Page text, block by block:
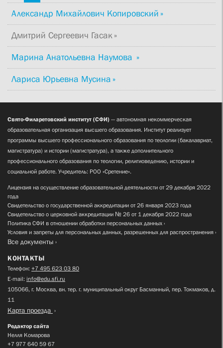
Александр Михайлович Копировский
Дмитрий Сергеевич Гасак
Марина Анатольевна Наумова
Лариса Юрьевна Мусина
Свято-Филаретовский институт (СФИ) — автономная некоммерческая
образовательная организация высшего образования. Институт реализует
программы высшего профессионального образования по теологии (бакалавриат,
магистратура) и истории (магистратура), а также дополнительного
профессионального образования по теологии, религиоведению, истории и
социальной работе. Учредитель: РОО «Сретение».
Лицензия на осуществление образовательной деятельности от 29 декабря 2022
года
Свидетельство о государственной аккредитации от 26 января 2023 года
Свидетельство о церковной аккредитации № 26 от 1 декабря 2022 года
Политика СФИ в отношении обработки персональных данных
Условия и запреты для персональных данных, разрешенных для распространения
Все документы
КОНТАКТЫ
Телефон: +7 495 623 03 80
E-mail: info@edu.sfi.ru
105066, г. Москва, вн. тер. г. муниципальный округ Басманный, пер. Токмаков, д.
11
Карта проезда
Редактор сайта
Нелля Комарова
+7 977 640 59 67